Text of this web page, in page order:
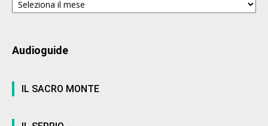
Audioguide
IL SACRO MONTE